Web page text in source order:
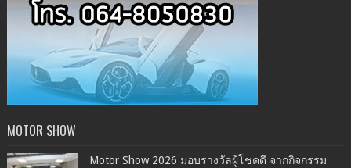
MOTOR SHOW
Motor Show 2026 มอบรางวัลผู้โชคดี จากกิจกรรม